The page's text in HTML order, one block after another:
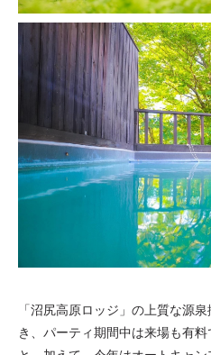
「沼尻高原ロッジ」の上質な源
き、パーティ期間中は来場も有